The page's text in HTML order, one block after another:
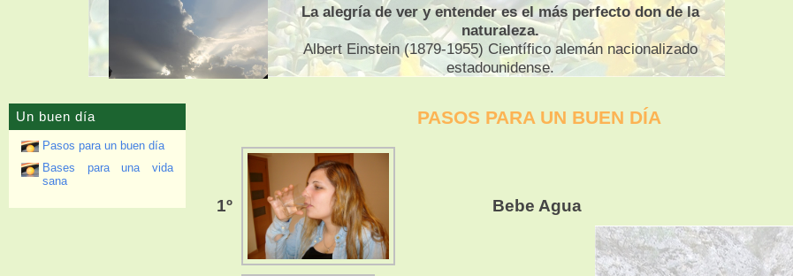
La alegría de ver y entender es el más perfecto don de la
naturaleza.
Albert Einstein (1879-1955) Científico alemán nacionalizado
estadounidense.
PASOS PARA UN BUEN DÍA
1º Bebe Agua
Un buen día
Pasos para un buen día
Bases para una vida
sana